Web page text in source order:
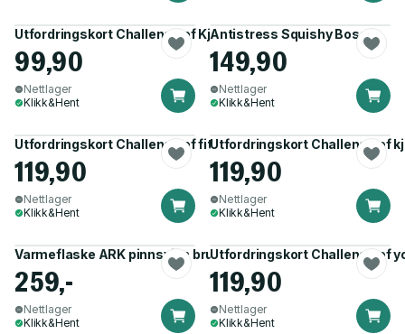
Utfordringskort Challenge of Kjærlighet
99,90
Nettlager
Klikk&Hent
Antistress Squishy Boss
149,90
Nettlager
Klikk&Hent
Utfordringskort Challenge of fitness
119,90
Nettlager
Klikk&Hent
Utfordringskort Challenge of
119,90
Nettlager
Klikk&Hent
Varmeflaske ARK pinnsvinn brun
259,-
Nettlager
Klikk&Hent
Utfordringskort Challenge of
119,90
Nettlager
Klikk&Hent